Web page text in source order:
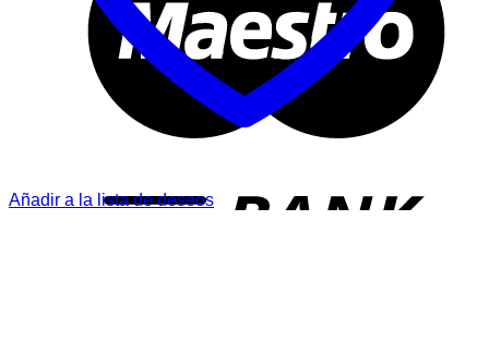
Añadir a la lista de deseos